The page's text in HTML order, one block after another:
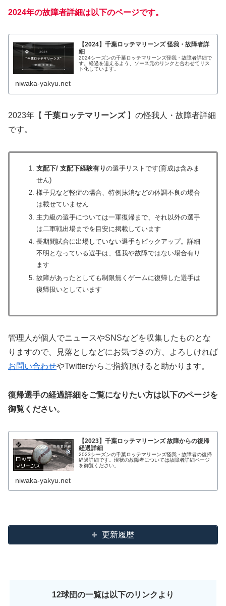
2024年の故障者詳細は以下のページです。
【2024】千葉ロッテマリーンズ 怪我・故障者詳
細
2024シーズンの千葉ロッテマリーンズ怪我・故障者詳細で
す。経過を追えるよう、ソース元のリンクと合わせてリス
ト化しています。
niwaka-yakyu.net
2023年【 千葉ロッテマリーンズ】の怪我人・故障者詳細
です。
支配下/ 支配下経験有りの選手リストです(育成は含みま
せん)
様子見など軽症の場合、特例抹消などの体調不良の場合
は載せていません
主力級の選手については一軍復帰まで、それ以外の選手
は二軍戦出場までを目安に掲載しています
長期間試合に出場していない選手もピックアップ。詳細
不明となっている選手は、怪我や故障ではない場合有り
ます
故障があったとしても制限無くゲームに復帰した選手は
復帰扱いとしています
管理人が個人でニュースやSNSなどを収集したものとな
りますので、見落としなどにお気づきの方、よろしければ
お問い合わせやTwitterからご指摘頂けると助かります。
復帰選手の経過詳細をご覧になりたい方は以下のページを
御覧ください。
【2023】千葉ロッテマリーンズ 故障からの復帰
経過詳細
2023シーズンの千葉ロッテマリーンズ怪我・故障者の復帰
経過詳細です。現状の故障者については故障者詳細ページ
を御覧ください。
niwaka-yakyu.net
更新履歴
12球団の一覧は以下のリンクより